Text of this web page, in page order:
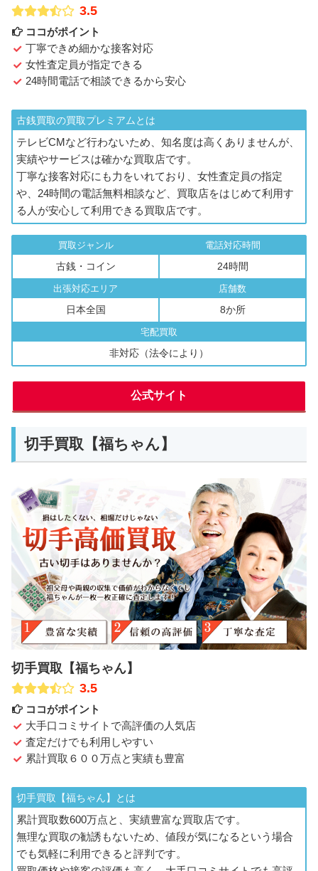
3.5
ココがポイント
丁寧できめ細かな接客対応
女性査定員が指定できる
24時間電話で相談できるから安心
古銭買取の買取プレミアムとは
テレビCMなど行わないため、知名度は高くありませんが、
実績やサービスは確かな買取店です。
丁寧な接客対応にも力をいれており、女性査定員の指定
や、24時間の電話無料相談など、買取店をはじめて利用す
る人が安心して利用できる買取店です。
買取ジャンル
古銭・コイン
電話対応時間
24時間
出張対応エリア
日本全国
店舗数
8か所
宅配買取
非対応（法令により）
公式サイト
切手買取【福ちゃん】
切手買取【福ちゃん】
3.5
ココがポイント
大手口コミサイトで高評価の人気店
査定だけでも利用しやすい
累計買取６００万点と実績も豊富
切手買取【福ちゃん】とは
累計買取数600万点と、実績豊富な買取店です。
無理な買取の勧誘もないため、値段が気になるという場合
でも気軽に利用できると評判です。